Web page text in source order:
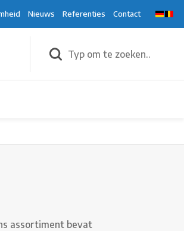
Nieuws Referenties Contact
assortiment bevat